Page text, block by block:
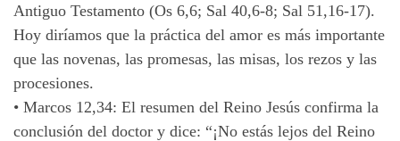
Antiguo Testamento (Os 6,6; Sal 40,6-8; Sal 51,16-17).
Hoy diríamos que la práctica del amor es más importante
que las novenas, las promesas, las misas, los rezos y las
procesiones.
• Marcos 12,34: El resumen del Reino Jesús confirma la
conclusión del doctor y dice: “¡No estás lejos del Reino